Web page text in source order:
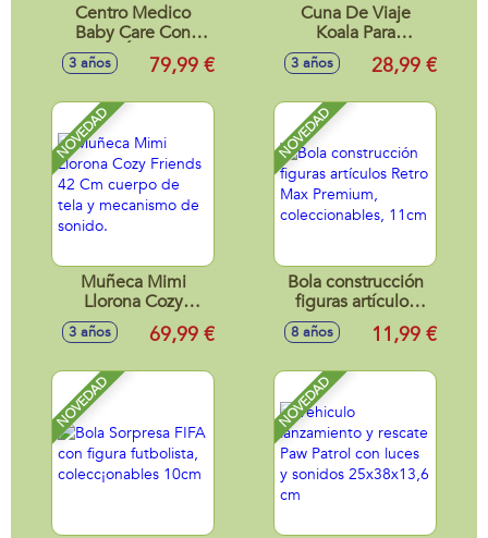
Centro Medico
Baby Care Con
Varias Áreas De
Juegos Y
40,4X52X67,3 Cm
3 años 79,99 €
Cuna De Viaje
Koala Para
Muñecas De Hasta
46 Cm.50X29X30
3 años 28,99 €
NOVEDAD
Muñeca Mimi
Llorona Cozy
Friends 42 Cm
cuerpo de tela y
sonido.
3 años 69,99 €
NOVEDAD
Bola construcción
figuras artículos
Retro Max
Premium,
11cm
8 años 11,99 €
NOVEDAD NOVEDAD